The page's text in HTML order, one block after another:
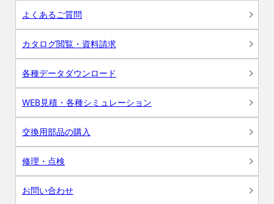
よくあるご質問
カタログ閲覧・資料請求
各種データダウンロード
WEB見積・各種シミュレーション
交換用部品の購入
修理・点検
お問い合わせ